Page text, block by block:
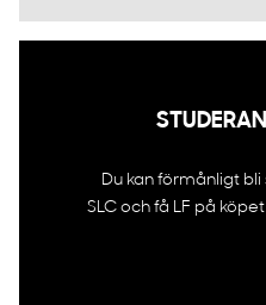
Du kan förmånligt
SLC och få LF på